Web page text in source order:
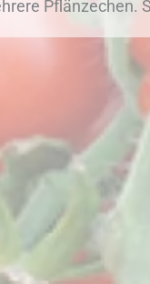
Pflänzechen.